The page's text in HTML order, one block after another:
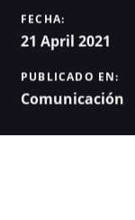
FECHA:
21 April 2021
PUBLICADO EN:
Comunicación